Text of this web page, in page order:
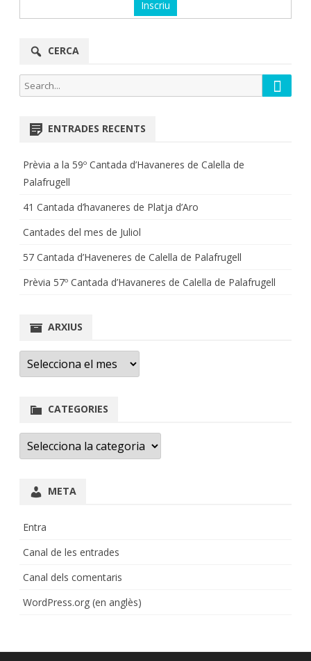
CERCA
Search
for:
Search
ENTRADES RECENTS
Prèvia a la 59º Cantada d’Havaneres de Calella de
Palafrugell
41 Cantada d’havaneres de Platja d’Aro
Cantades del mes de Juliol
57 Cantada d’Haveneres de Calella de Palafrugell
Prèvia 57º Cantada d’Havaneres de Calella de Palafrugell
ARXIUS
Arxius
CATEGORIES
Categories
META
Entra
Canal de les entrades
Canal dels comentaris
WordPress.org (en anglès)